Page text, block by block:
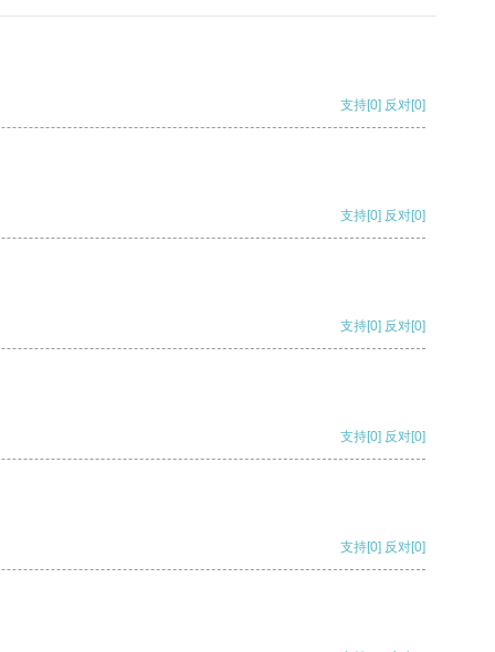
支持[0] 反对[0]
支持[0] 反对[0]
支持[0] 反对[0]
支持[0] 反对[0]
支持[0] 反对[0]